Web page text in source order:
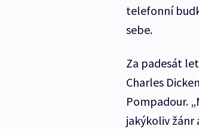
telefonní
sebe.
Za padesát
Charles
Pompadour.
jakýkoliv žánr